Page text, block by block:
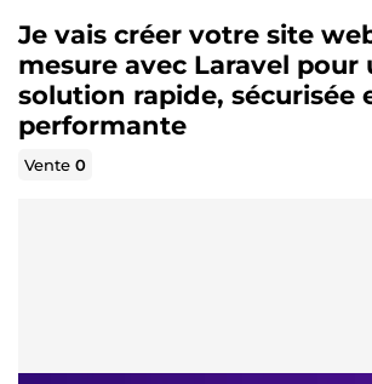
Je vais créer votre site
mesure avec Laravel pour
solution rapide, sécurisée
performante
Vente0